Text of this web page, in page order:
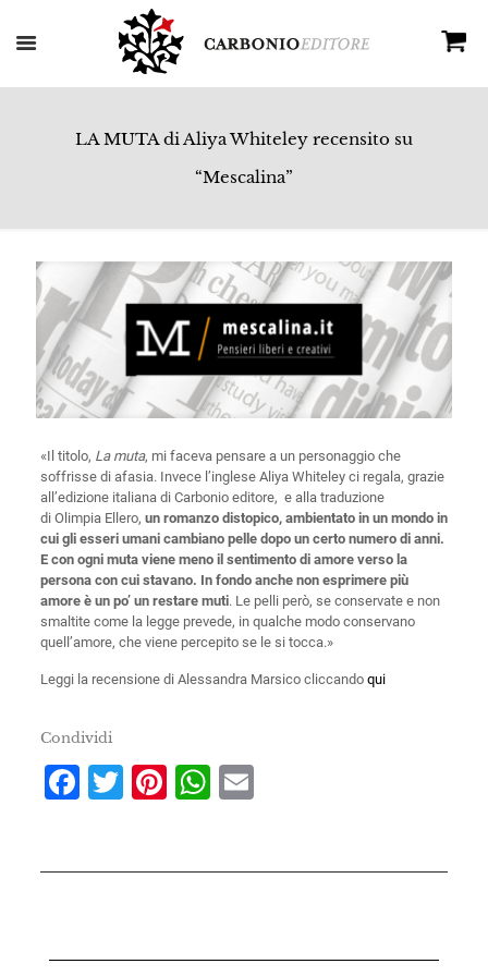
LA MUTA di Aliya Whiteley recensito su
“Mescalina”
«Il titolo, La muta, mi faceva pensare a un personaggio che
soffrisse di afasia. Invece l’inglese Aliya Whiteley ci regala, grazie
all’edizione italiana di Carbonio editore, e alla traduzione
di Olimpia Ellero, un romanzo distopico, ambientato in un mondo in
cui gli esseri umani cambiano pelle dopo un certo numero di anni.
E con ogni muta viene meno il sentimento di amore verso la
persona con cui stavano. In fondo anche non esprimere più
amore è un po’ un restare muti. Le pelli però, se conservate e non
smaltite come la legge prevede, in qualche modo conservano
quell’amore, che viene percepito se le si tocca.»
Leggi la recensione di Alessandra Marsico cliccando qui
Condividi
Facebook
Twitter
Pinterest
WhatsApp
Email